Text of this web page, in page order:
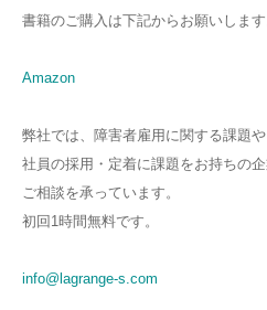
書籍のご購入は下記からお願いします
Amazon
弊社では、障害者雇用に関する課題や
社員の採用・定着に課題をお持ちの
ご相談を承っています。
初回1時間無料です。
info@lagrange-s.com